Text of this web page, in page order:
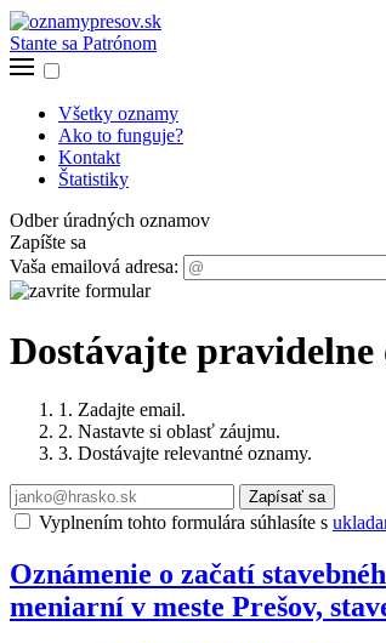
Stante sa Patrónom
Všetky oznamy
Ako to funguje?
Kontakt
Štatistiky
Odber úradných oznamov
Zapíšte sa
Vaša emailová adresa:
Dostávajte pravidelne
1. Zadajte email.
2. Nastavte si oblasť záujmu.
3. Dostávajte relevantné oznamy.
Zapísať sa
Vyplnením tohto formulára súhlasíte s
Oznámenie o začatí
meniarní v meste Prešov,